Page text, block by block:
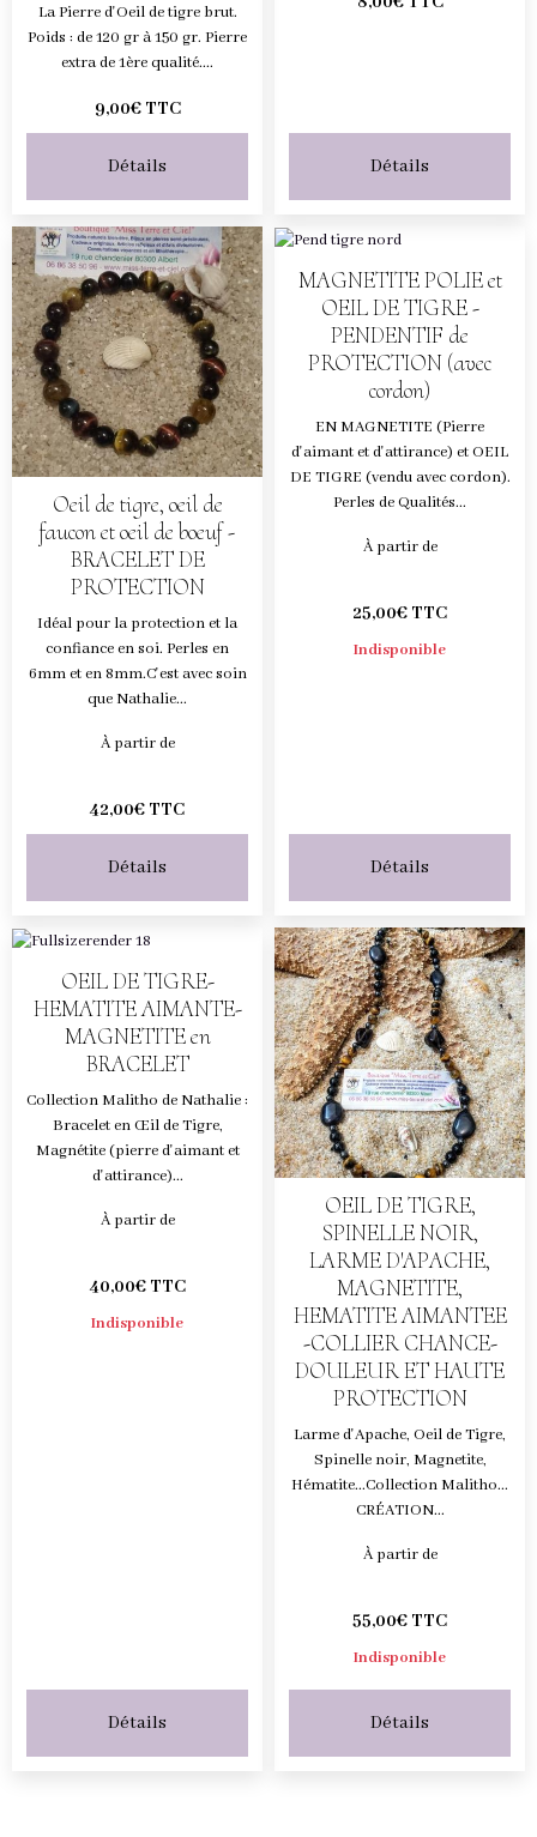
La Pierre d'Oeil de tigre brut.
Poids : de 120 gr à 150 gr. Pierre
extra de 1ère qualité....
9,00€ TTC
Détails Détails
Oeil de tigre, oeil de
faucon et oeil de boeuf -
BRACELET DE
PROTECTION
Idéal pour la protection et la
confiance en soi. Perles en
6mm et en 8mm.C'est avec soin
que Nathalie...
À partir de
42,00€ TTC
Détails
MAGNETITE POLIE et
OEIL DE TIGRE -
PENDENTIF de
PROTECTION (avec
cordon)
EN MAGNETITE (Pierre
d'aimant et d'attirance) et OEIL
DE TIGRE (vendu avec cordon).
Perles de Qualités...
À partir de
25,00€ TTC
Indisponible
Détails
OEIL DE TIGRE-
HEMATITE AIMANTE-
MAGNETITE en
BRACELET
Collection Malitho de Nathalie :
Bracelet en Œil de Tigre,
Magnétite (pierre d'aimant et
d'attirance)...
À partir de
40,00€ TTC
Indisponible
Détails
OEIL DE TIGRE,
SPINELLE NOIR,
LARME D'APACHE,
MAGNETITE,
HEMATITE AIMANTEE
-COLLIER CHANCE-
DOULEUR ET HAUTE
PROTECTION
Larme d'Apache, Oeil de Tigre,
Spinelle noir, Magnetite,
Hématite...Collection Malitho...
CRÉATION...
À partir de
55,00€ TTC
Indisponible
Détails